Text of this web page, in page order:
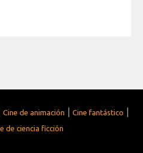
Cine de animación | Cine fantástico |
de ciencia ficción